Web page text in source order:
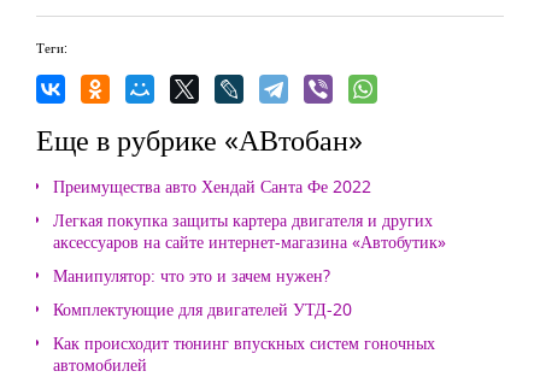
Теги:
Еще в рубрике «АВтобан»
Преимущества авто Хендай Санта Фе 2022
Легкая покупка защиты картера двигателя и других
аксессуаров на сайте интернет-магазина «Автобутик»
Манипулятор: что это и зачем нужен?
Комплектующие для двигателей УТД-20
Как происходит тюнинг впускных систем гоночных
автомобилей